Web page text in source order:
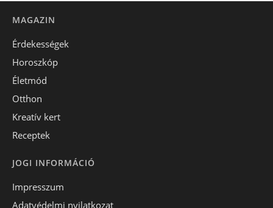
MAGAZIN
Érdekességek
Horoszkóp
Életmód
Otthon
Kreatív kert
Receptek
JOGI INFORMÁCIÓ
Impresszum
Adatvédelmi nyilatkozat